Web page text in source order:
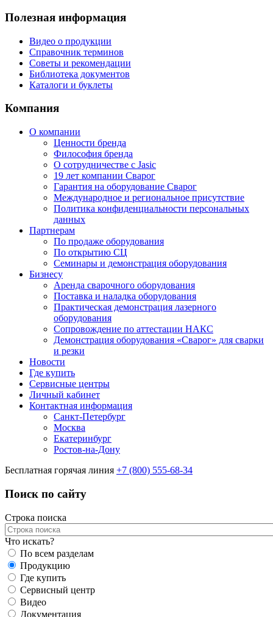
Полезная информация
Видео о продукции
Справочник терминов
Советы и рекомендации
Библиотека документов
Каталоги и буклеты
Компания
О компании
Ценности бренда
Философия бренда
О сотрудничестве с Jasic
19 лет компании Сварог
Гарантия на оборудование Сварог
Международное и региональное присутствие
Политика конфиденциальности персональных
данных
Партнерам
По продаже оборудования
По открытию СЦ
Семинары и демонстрация оборудования
Бизнесу
Аренда сварочного оборудования
Поставка и наладка оборудования
Практическая демонстрация лазерного
оборудования
Сопровождение по аттестации НАКС
Демонстрация оборудования «Сварог» для сварки
и резки
Новости
Где купить
Сервисные центры
Личный кабинет
Контактная информация
Санкт-Петербург
Москва
Екатеринбург
Ростов-на-Дону
Бесплатная горячая линия +7 (800) 555-68-34
Поиск по сайту
Строка поиска
Что искать?
По всем разделам
Продукцию
Где купить
Сервисный центр
Видео
Документация